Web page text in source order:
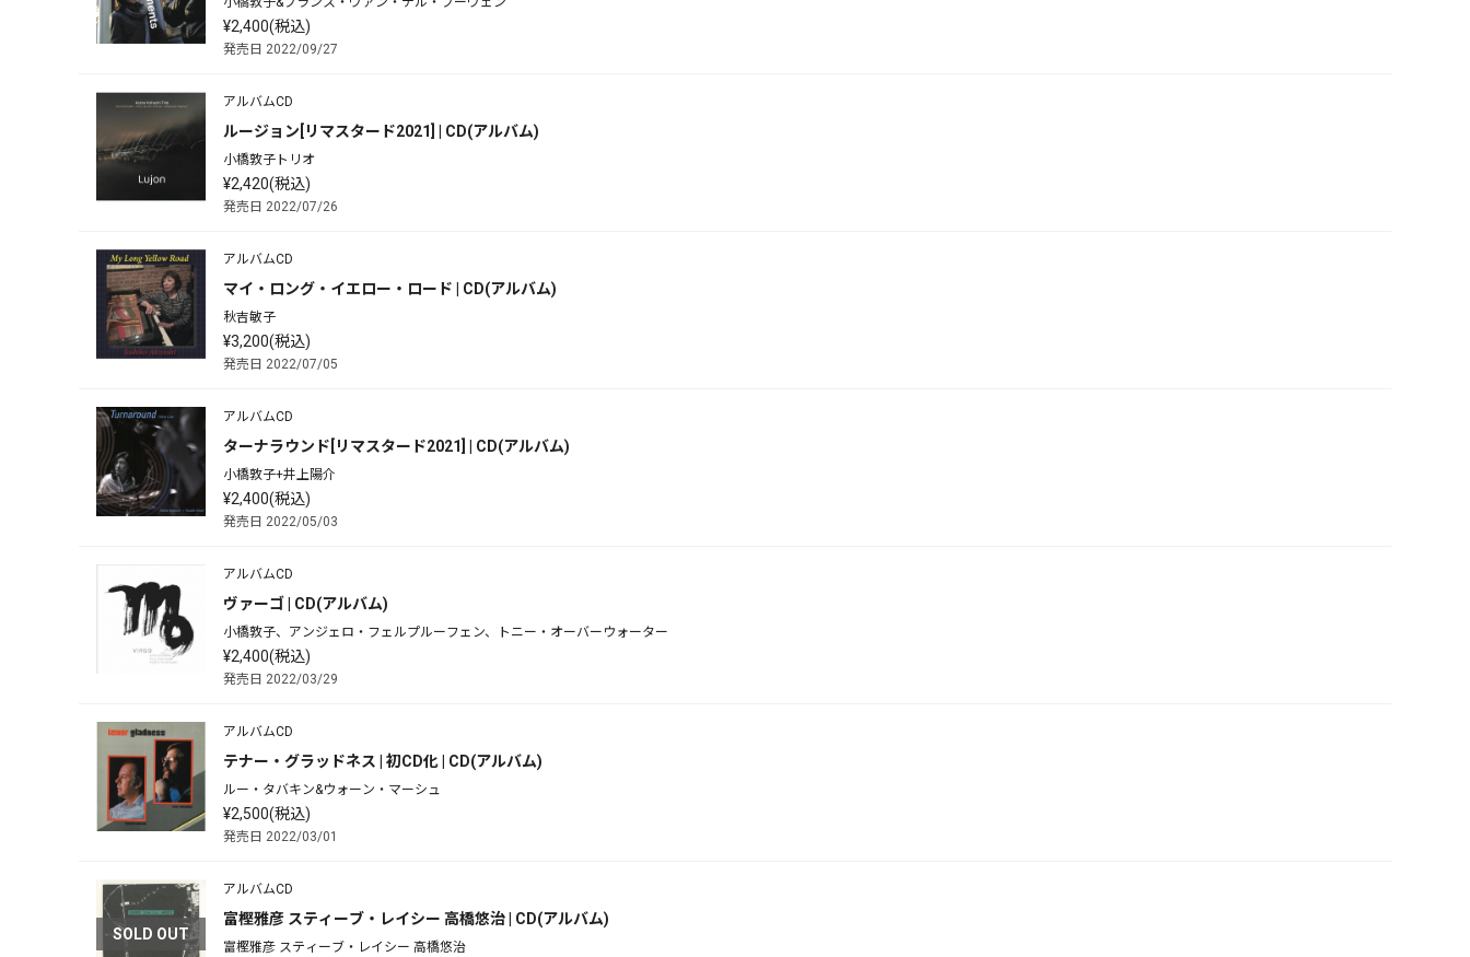
¥2,400(税込)
発売日 2022/09/27
アルバムCD
ルージョン[リマスタード2021] | CD(アルバム)
小橋敦子トリオ
¥2,420(税込)
発売日 2022/07/26
アルバムCD
マイ・ロング・イエロー・ロード | CD(アルバム)
秋吉敏子
¥3,200(税込)
発売日 2022/07/05
アルバムCD
ターナラウンド[リマスタード2021] | CD(アルバム)
小橋敦子+井上陽介
¥2,400(税込)
発売日 2022/05/03
アルバムCD
ヴァーゴ | CD(アルバム)
小橋敦子、アンジェロ・フェルプルーフェン、トニー・オーバーウォーター
¥2,400(税込)
発売日 2022/03/29
アルバムCD
テナー・グラッドネス | 初CD化 | CD(アルバム)
ルー・タバキン&ウォーン・マーシュ
¥2,500(税込)
発売日 2022/03/01
SOLD OUT
アルバムCD
富樫雅彦 スティーブ・レイシー 高橋悠治 | CD(アルバム)
富樫雅彦 スティーブ・レイシー 高橋悠治